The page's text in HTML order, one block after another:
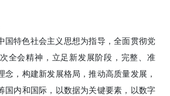
国特色社会主义思想为指导，全面贯彻党
全会精神，立足新发展阶段，完整、准
念，构建新发展格局，推动高质量发展，
国内和国际，以数据为关键要素，以数字